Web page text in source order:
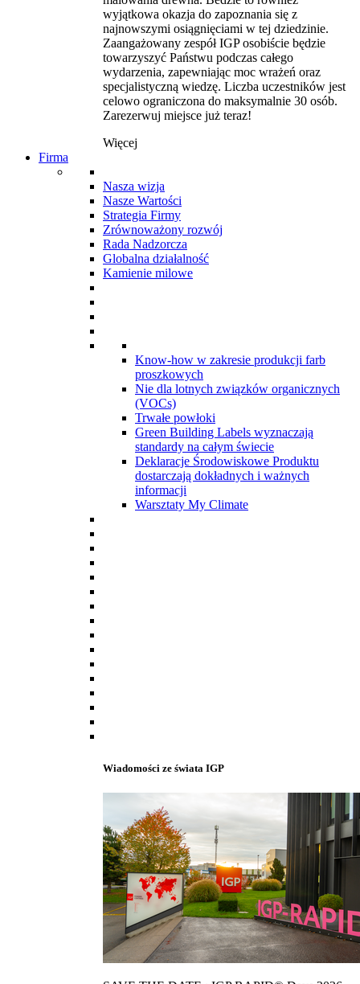
wyjątkowa okazja do zapoznania się z
najnowszymi osiągnięciami w tej dziedzinie.
Zaangażowany zespół IGP osobiście będzie
towarzyszyć Państwu podczas całego
wydarzenia, zapewniając moc wrażeń oraz
specjalistyczną wiedzę. Liczba uczestników jest
celowo ograniczona do maksymalnie 30 osób.
Zarezerwuj miejsce już teraz!
Więcej
Firma
Nasza wizja
Nasze Wartości
Strategia Firmy
Zrównoważony rozwój
Rada Nadzorcza
Globalna działalność
Kamienie milowe
Know-how w zakresie produkcji farb
proszkowych
Nie dla lotnych związków organicznych
(VOCs)
Trwałe powłoki
Green Building Labels wyznaczają
standardy na całym świecie
Deklaracje Środowiskowe Produktu
dostarczają dokładnych i ważnych
informacji
Warsztaty My Climate
Wiadomości ze świata IGP